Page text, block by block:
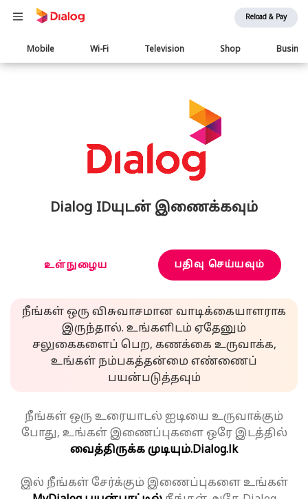
Reload & Pay
Main
navigation
Mobile Wi-Fi Television Shop
Dialog IDயுடன் இணைக்கவும்
உள்நுழைய பதிவு செய்யவும்
நீங்கள் ஒரு விசுவாசமான வாடிக்கையாளராக
இருந்தால். உங்களிடம் ஏதேனும்
சலுகைகளைப் பெற, கணக்கை உருவாக்க,
உங்கள் நம்பகத்தன்மை எண்ணைப்
பயன்படுத்தவும்
நீங்கள் ஒரு உரையாடல் ஐடியை உருவாக்கும்
போது, உங்கள் இணைப்புகளை ஒரே இடத்தில்
வைத்திருக்க முடியும்.Dialog.lk
இல் நீங்கள் சேர்க்கும் இணைப்புகளை உங்கள்